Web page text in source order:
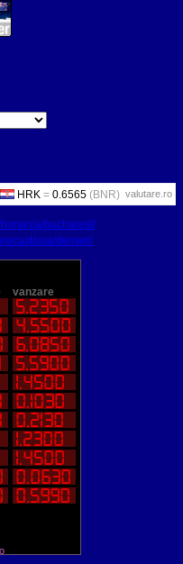
valutare.ro
bucharest/
usa/denver/